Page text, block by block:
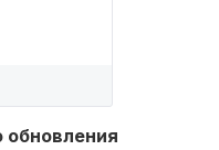
обновления